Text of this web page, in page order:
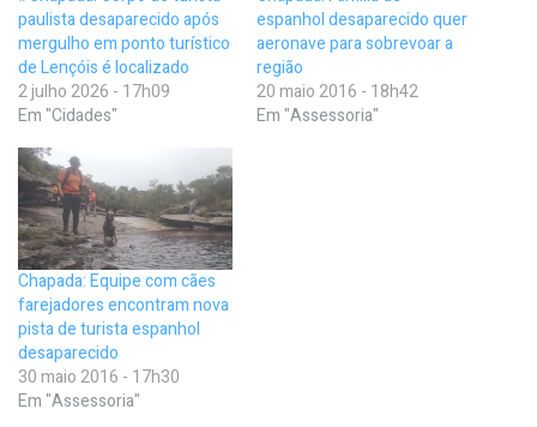
paulista desaparecido após
mergulho em ponto turístico
de Lençóis é localizado
2 julho 2026 - 17h09
Em "Cidades"
espanhol desaparecido quer
aeronave para sobrevoar a
região
20 maio 2016 - 18h42
Em "Assessoria"
Chapada: Equipe com cães
farejadores encontram nova
pista de turista espanhol
desaparecido
30 maio 2016 - 17h30
Em "Assessoria"